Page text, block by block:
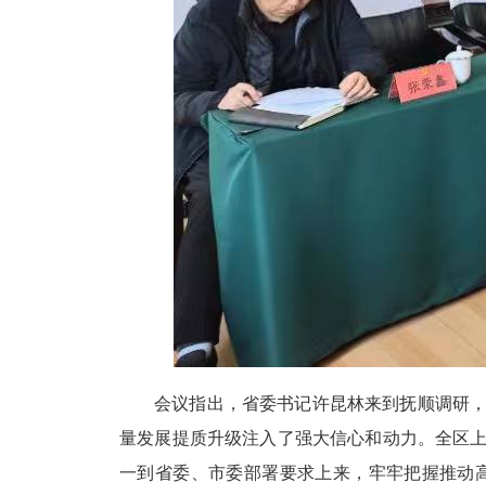
会议指出，省委书记许昆林来到抚顺调研
量发展提质升级注入了强大信心和动力。全区
一到省委、市委部署要求上来，牢牢把握推